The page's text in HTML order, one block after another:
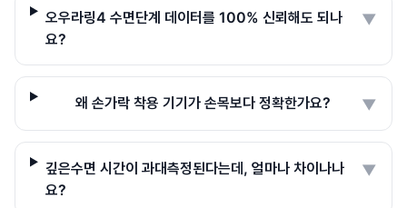
오우라링4 수면단계 데이터를 100% 신뢰해도 되나
요?
▼
왜 손가락 착용 기기가 손목보다 정확한가요? ▼
깊은수면 시간이 과대측정된다는데, 얼마나 차이나나
요?
▼